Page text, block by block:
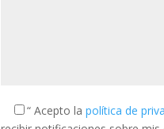
“ Acepto la política de